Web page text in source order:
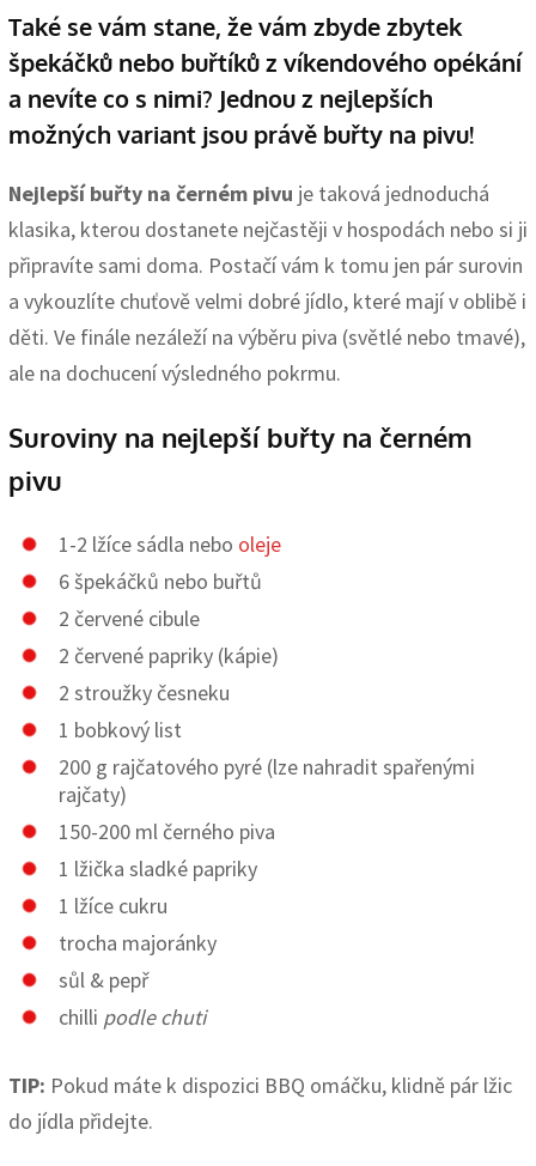
Také se vám stane, že vám zbyde zbytek
špekáčků nebo buřtíků z víkendového opékání
a nevíte co s nimi? Jednou z nejlepších
možných variant jsou právě buřty na pivu!
Nejlepší buřty na černém pivu je taková jednoduchá
klasika, kterou dostanete nejčastěji v hospodách nebo si ji
připravíte sami doma. Postačí vám k tomu jen pár surovin
a vykouzlíte chuťově velmi dobré jídlo, které mají v oblibě i
děti. Ve finále nezáleží na výběru piva (světlé nebo tmavé),
ale na dochucení výsledného pokrmu.
Suroviny na nejlepší buřty na černém
pivu
1-2 lžíce sádla nebo oleje
6 špekáčků nebo buřtů
2 červené cibule
2 červené papriky (kápie)
2 stroužky česneku
1 bobkový list
200 g rajčatového pyré (lze nahradit spařenými
rajčaty)
150-200 ml černého piva
1 lžička sladké papriky
1 lžíce cukru
trocha majoránky
sůl & pepř
chilli podle chuti
TIP: Pokud máte k dispozici BBQ omáčku, klidně pár lžic
do jídla přidejte.